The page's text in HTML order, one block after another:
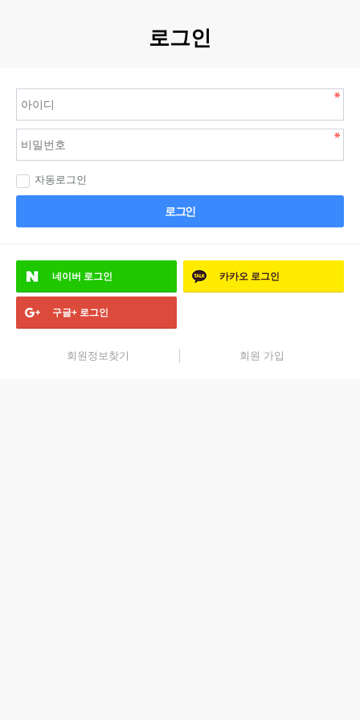
로그인
자동로그인
로그인
네이버 로그인 카카오 로그인
구글+ 로그인
회원정보찾기 회원 가입